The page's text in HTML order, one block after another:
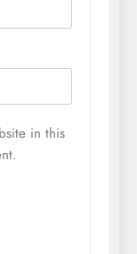
in this